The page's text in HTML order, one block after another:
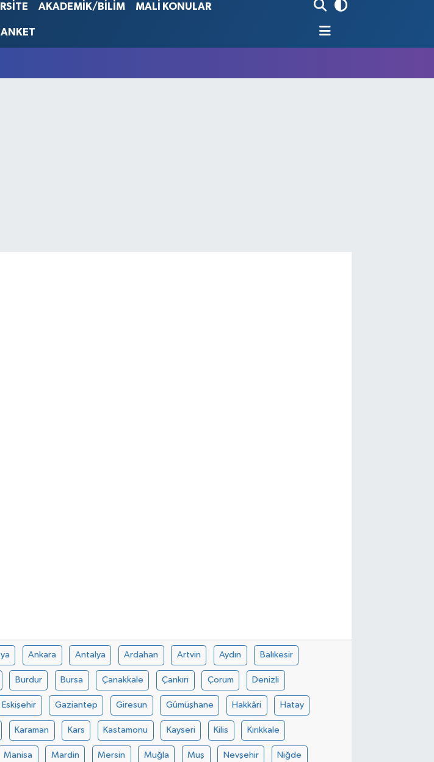
53,38690
%0.19
G.ALTIN
AKADEMİK/BİLİM MALİ KONULAR
ANKET
Ankara Antalya Ardahan Artvin Aydın Balıkesir
Burdur Bursa Çanakkale Çankırı Çorum Denizli
Eskişehir Gaziantep Giresun Gümüşhane Hakkâri Hatay
Karaman Kars Kastamonu Kayseri Kilis Kırıkkale
Manisa Mardin Mersin Muğla Muş Nevşehir Niğde